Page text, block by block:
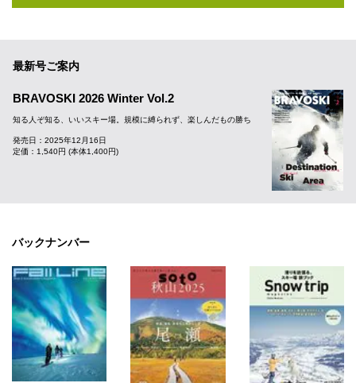
最新号ご案内
BRAVOSKI 2026 Winter Vol.2
知る人ぞ知る、いいスキー場。規模に縛られず、楽しんだもの勝ち
発売日：2025年12月16日
定価：1,540円 (本体1,400円)
バックナンバー